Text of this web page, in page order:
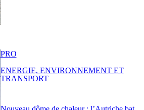
PRO
ENERGIE, ENVIRONNEMENT ET
TRANSPORT